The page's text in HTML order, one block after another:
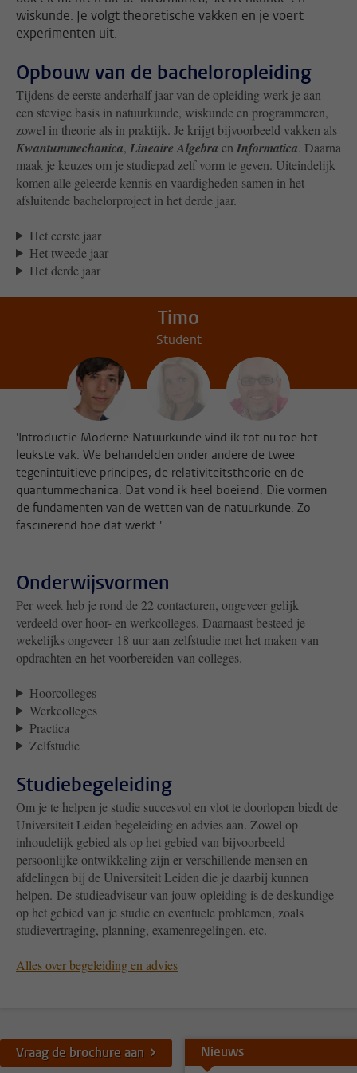
wiskunde. Je volgt theoretische vakken en je voert
experimenten uit.
Opbouw van de bacheloropleiding
Tijdens de eerste anderhalf jaar van de opleiding werk je aan
een stevige basis in natuurkunde, wiskunde en programmeren,
zowel in theorie als in praktijk. Je krijgt bijvoorbeeld vakken als
Kwantummechanica, Lineaire Algebra en Informatica. Daarna
maak je keuzes om je studiepad zelf vorm te geven. Uiteindelijk
komen alle geleerde kennis en vaardigheden samen in het
afsluitende bachelorproject in het derde jaar.
Het eerste jaar
Het tweede jaar
Het derde jaar
Timo
Student
'Introductie Moderne Natuurkunde vind ik tot nu toe het
leukste vak. We behandelden onder andere de twee
tegenintuitieve principes, de relativiteitstheorie en de
quantummechanica. Dat vond ik heel boeiend. Die vormen
de fundamenten van de wetten van de natuurkunde. Zo
fascinerend hoe dat werkt.'
Onderwijsvormen
Per week heb je rond de 22 contacturen, ongeveer gelijk
verdeeld over hoor- en werkcolleges. Daarnaast besteed je
wekelijks ongeveer 18 uur aan zelfstudie met het maken van
opdrachten en het voorbereiden van colleges.
Hoorcolleges
Werkcolleges
Practica
Zelfstudie
Studiebegeleiding
Om je te helpen je studie succesvol en vlot te doorlopen biedt de
Universiteit Leiden begeleiding en advies aan. Zowel op
inhoudelijk gebied als op het gebied van bijvoorbeeld
persoonlijke ontwikkeling zijn er verschillende mensen en
afdelingen bij de Universiteit Leiden die je daarbij kunnen
helpen. De studieadviseur van jouw opleiding is de deskundige
op het gebied van je studie en eventuele problemen, zoals
studievertraging, planning, examenregelingen, etc.
Alles over begeleiding en advies
Vraag de brochure aan Nieuws